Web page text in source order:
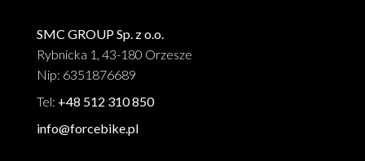
SMC GROUP Sp. z o.o.
Rybnicka 1, 43-180 Orzesze
Nip: 6351876689
Tel: +48 512 310 850
info@forcebike.pl